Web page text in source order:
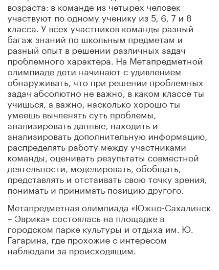
возраста: в команде из четырех человек
участвуют по одному ученику из 5, 6, 7 и 8
класса. У всех участников команды разный
багаж знаний по школьным предметам и
разный опыт в решении различных задач
проблемного характера. На Метапредметной
олимпиаде дети начинают с удивлением
обнаруживать, что при решении проблемных
задач абсолютно не важно, в каком классе ты
учишься, а важно, насколько хорошо ты
умеешь вычленять суть проблемы,
анализировать данные, находить и
анализировать дополнительную информацию,
распределять работу между участниками
команды, оценивать результаты совместной
деятельности, моделировать, обобщать,
представлять и отстаивать свою точку зрения,
понимать и принимать позицию другого.
Метапредметная олимпиада «Южно-Сахалинск
– Эврика» состоялась на площадке в
городском парке культуры и отдыха им. Ю.
Гагарина, где прохожие с интересом
наблюдали за происходящим.